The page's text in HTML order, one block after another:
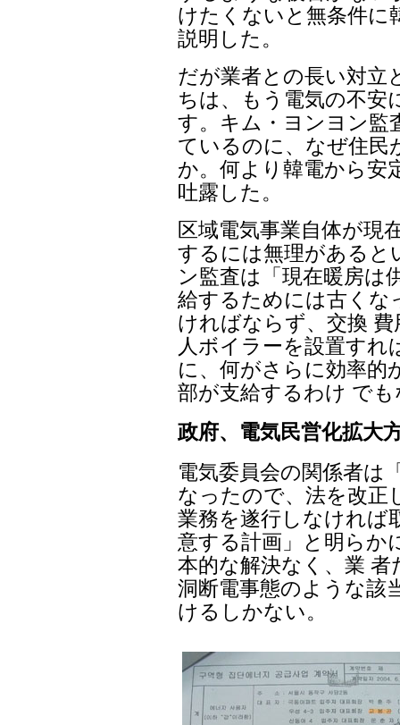
けたくないと無条件に
説明した。
だが業者との長い対立
ちは、もう電気の不安
す。キム・ヨンヨン監
ているのに、なぜ住
か。何より韓電から安
吐露した。
区域電気事業自体が現
するには無理があると
ン監査は「現在暖房は
給するためには古くな
ければならず、交換
人ボイラーを設置す
に、何がさらに効率的
部が支給するわけ で
政府、電気民営化拡大
電気委員会の関係者は
なったので、法を改正
業務を遂行しなければ
意する計画」と明らか
本的な解決なく、業
洞断電事態のような該
けるしかない。